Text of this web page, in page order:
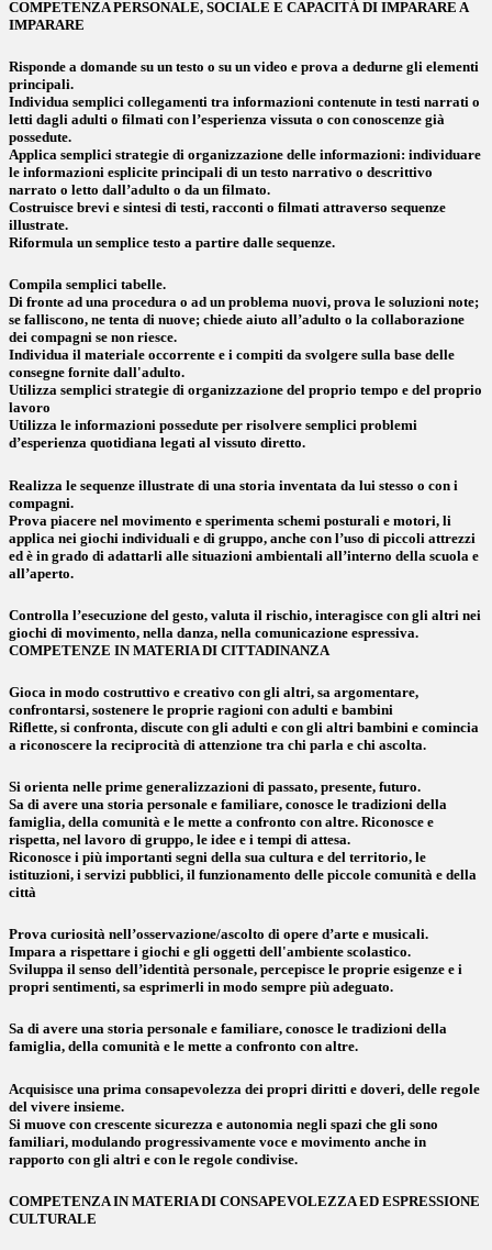
COMPETENZA PERSONALE, SOCIALE E CAPACITÁ DI IMPARARE A
IMPARARE
Risponde a domande su un testo o su un video e prova a dedurne gli elementi
principali.
Individua semplici collegamenti tra informazioni contenute in testi narrati o
letti dagli adulti o filmati con l’esperienza vissuta o con conoscenze già
possedute.
Applica semplici strategie di organizzazione delle informazioni: individuare
le informazioni esplicite principali di un testo narrativo o descrittivo
narrato o letto dall’adulto o da un filmato.
Costruisce brevi e sintesi di testi, racconti o filmati attraverso sequenze
illustrate.
Riformula un semplice testo a partire dalle sequenze.
Compila semplici tabelle.
Di fronte ad una procedura o ad un problema nuovi, prova le soluzioni note;
se falliscono, ne tenta di nuove; chiede aiuto all’adulto o la collaborazione
dei compagni se non riesce.
Individua il materiale occorrente e i compiti da svolgere sulla base delle
consegne fornite dall'adulto.
Utilizza semplici strategie di organizzazione del proprio tempo e del proprio
lavoro
Utilizza le informazioni possedute per risolvere semplici problemi
d’esperienza quotidiana legati al vissuto diretto.
Realizza le sequenze illustrate di una storia inventata da lui stesso o con i
compagni.
Prova piacere nel movimento e sperimenta schemi posturali e motori, li
applica nei giochi individuali e di gruppo, anche con l’uso di piccoli attrezzi
ed è in grado di adattarli alle situazioni ambientali all’interno della scuola e
all’aperto.
Controlla l’esecuzione del gesto, valuta il rischio, interagisce con gli altri nei
giochi di movimento, nella danza, nella comunicazione espressiva.
COMPETENZE IN MATERIA DI CITTADINANZA
Gioca in modo costruttivo e creativo con gli altri, sa argomentare,
confrontarsi, sostenere le proprie ragioni con adulti e bambini
Riflette, si confronta, discute con gli adulti e con gli altri bambini e comincia
a riconoscere la reciprocità di attenzione tra chi parla e chi ascolta.
Si orienta nelle prime generalizzazioni di passato, presente, futuro.
Sa di avere una storia personale e familiare, conosce le tradizioni della
famiglia, della comunità e le mette a confronto con altre. Riconosce e
rispetta, nel lavoro di gruppo, le idee e i tempi di attesa.
Riconosce i più importanti segni della sua cultura e del territorio, le
istituzioni, i servizi pubblici, il funzionamento delle piccole comunità e della
città
Prova curiosità nell’osservazione/ascolto di opere d’arte e musicali.
Impara a rispettare i giochi e gli oggetti dell'ambiente scolastico.
Sviluppa il senso dell’identità personale, percepisce le proprie esigenze e i
propri sentimenti, sa esprimerli in modo sempre più adeguato.
Sa di avere una storia personale e familiare, conosce le tradizioni della
famiglia, della comunità e le mette a confronto con altre.
Acquisisce una prima consapevolezza dei propri diritti e doveri, delle regole
del vivere insieme.
Si muove con crescente sicurezza e autonomia negli spazi che gli sono
familiari, modulando progressivamente voce e movimento anche in
rapporto con gli altri e con le regole condivise.
COMPETENZA IN MATERIA DI CONSAPEVOLEZZA ED ESPRESSIONE
CULTURALE